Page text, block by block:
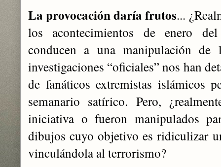
La provocación daría frutos...
los acontecimientos de enero
conducen a una manipulación de
investigaciones “oficiales” nos han
de fanáticos extremistas islámicos
semanario satírico. Pero,
iniciativa o fueron manipulados
dibujos cuyo objetivo es ridiculizar
vinculándola al terrorismo?